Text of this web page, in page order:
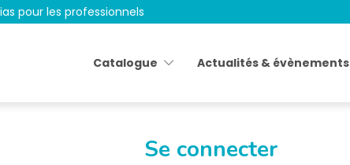
pour les professionnels
Catalogue Actualités & évènements
Se connecter